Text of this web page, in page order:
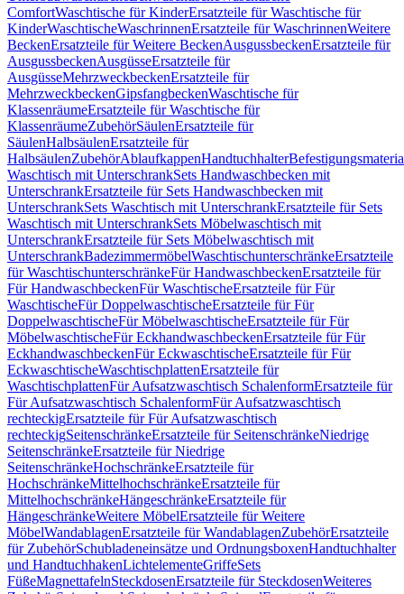
ComfortWaschtische für KinderErsatzteile für Waschtische für
KinderWaschtischeWaschrinnenErsatzteile für WaschrinnenWeitere
BeckenErsatzteile für Weitere BeckenAusgussbeckenErsatzteile für
AusgussbeckenAusgüsseErsatzteile für
AusgüsseMehrzweckbeckenErsatzteile für
MehrzweckbeckenGipsfangbeckenWaschtische für
KlassenräumeErsatzteile für Waschtische für
KlassenräumeZubehörSäulenErsatzteile für
SäulenHalbsäulenErsatzteile für
HalbsäulenZubehörAblaufkappenHandtuchhalter
Waschtisch mit UnterschrankSets Handwaschbecken mit
UnterschrankErsatzteile für Sets Handwaschbecken mit
UnterschrankSets Waschtisch mit UnterschrankErsatzteile für Sets
Waschtisch mit UnterschrankSets Möbelwaschtisch mit
UnterschrankErsatzteile für Sets Möbelwaschtisch mit
UnterschrankBadezimmermöbelWaschtischunterschränkeErsatzteile
für WaschtischunterschränkeFür HandwaschbeckenErsatzteile für
Für HandwaschbeckenFür WaschtischeErsatzteile für Für
WaschtischeFür DoppelwaschtischeErsatzteile für Für
DoppelwaschtischeFür MöbelwaschtischeErsatzteile für Für
MöbelwaschtischeFür EckhandwaschbeckenErsatzteile für Für
EckhandwaschbeckenFür EckwaschtischeErsatzteile für Für
EckwaschtischeWaschtischplattenErsatzteile für
WaschtischplattenFür Aufsatzwaschtisch SchalenformErsatzteile für
Für Aufsatzwaschtisch SchalenformFür Aufsatzwaschtisch
rechteckigErsatzteile für Für Aufsatzwaschtisch
rechteckigSeitenschränkeErsatzteile für SeitenschränkeNiedrige
SeitenschränkeErsatzteile für Niedrige
SeitenschränkeHochschränkeErsatzteile für
HochschränkeMittelhochschränkeErsatzteile für
MittelhochschränkeHängeschränkeErsatzteile für
HängeschränkeWeitere MöbelErsatzteile für Weitere
MöbelWandablagenErsatzteile für WandablagenZubehörErsatzteile
für ZubehörSchubladeneinsätze und OrdnungsboxenHandtuchhalter
und HandtuchhakenLichtelementeGriffeSets
FüßeMagnettafelnSteckdosenErsatzteile für SteckdosenWeiteres